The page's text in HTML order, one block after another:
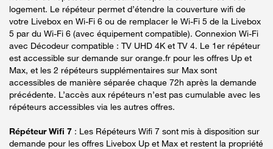
logement. Le répéteur permet d’étendre la couverture wifi de
votre Livebox en Wi-Fi 6 ou de remplacer le Wi-Fi 5 de la Livebox
5 par du Wi-Fi 6 (avec équipement compatible). Connexion Wi-Fi
avec Décodeur compatible : TV UHD 4K et TV 4. Le 1er répéteur
est accessible sur demande sur orange.fr pour les offres Up et
Max, et les 2 répéteurs supplémentaires sur Max sont
accessibles de manière séparée chaque 72h après la demande
précédente. L’accès aux répéteurs n’est pas cumulable avec les
répéteurs accessibles via les autres offres.
Répéteur Wifi 7 : Les Répéteurs Wifi 7 sont mis à disposition sur
demande pour les offres Livebox Up et Max et restent la propriété